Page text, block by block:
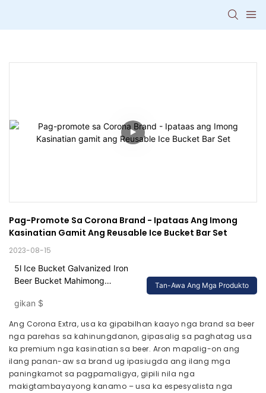
Pag-Promote Sa Corona Brand - Ipataas Ang Imong
Kasinatian Gamit Ang Reusable Ice Bucket Bar Set
2023-08-15
5l Ice Bucket Galvanized Iron
Beer Bucket Mahimong
gikan $
Tan-Awa Ang Mga Produkto
Ang Corona Extra, usa ka gipabilhan kaayo nga brand sa beer
nga parehas sa kahinungdanon, gipasalig sa paghatag usa
ka premium nga kasinatian sa beer. Aron mapalig-on ang
ilang panan-aw sa brand ug ipasiugda ang ilang mga
paningkamot sa pagpamaligya, gipili nila nga
makigtambayayong kanamo – usa ka espesyalista nga